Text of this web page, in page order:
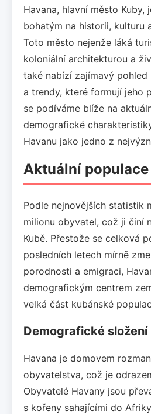
Havana, hlavní město Kuby,
bohatým na historii, kulturu
Toto město nejenže láká
koloniální architekturou a
také nabízí zajímavý
a trendy, které formují jeho
se podíváme blíže na
demografické
Havanu jako jedno z
Aktuální
Podle nejnovějších statistik
milionu obyvatel, což ji činí
Kubě. Přestože se celková
posledních letech mírně
porodnosti a emigraci,
demografickým centrem
velká část kubánské
Demografické složení
Havana je domovem
obyvatelstva, což je
Obyvatelé Havany jsou
s kořeny sahajícími do